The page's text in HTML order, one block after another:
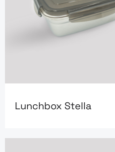
Lunchbox Stella